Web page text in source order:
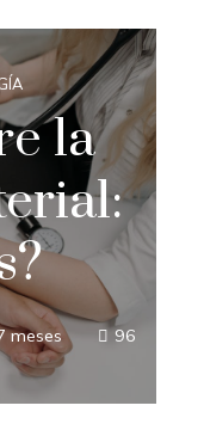
la
meses 96